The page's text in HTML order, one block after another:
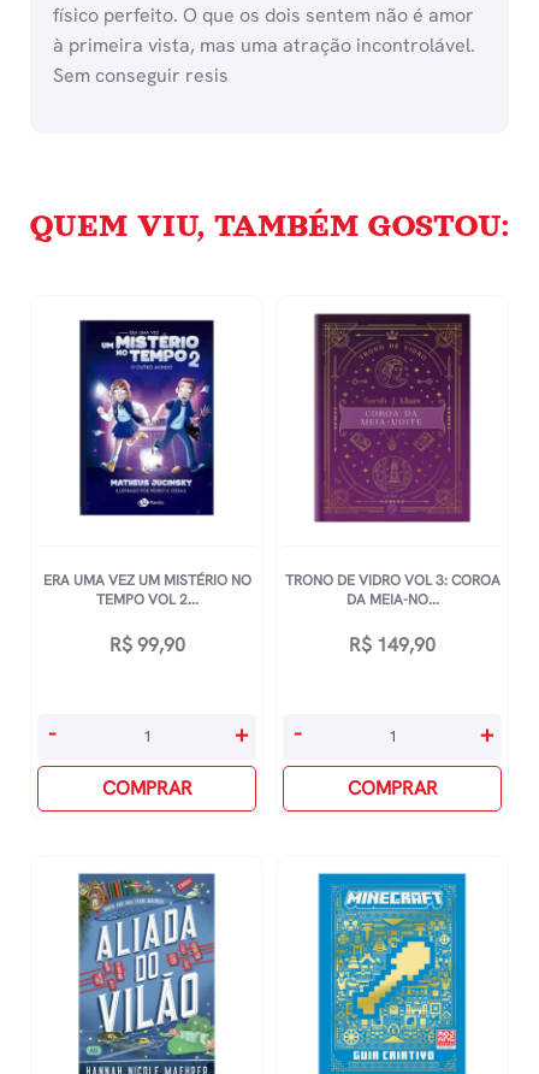
físico perfeito. O que os dois sentem não é amor
à primeira vista, mas uma atração incontrolável.
Sem conseguir resis
QUEM VIU, TAMBÉM GOSTOU:
ERA UMA VEZ UM MISTÉRIO NO
TEMPO VOL 2...
R$99,90
Era
Um
Tempo
Você
- +
COMPRAR
TRONO DE VIDRO VOL 3: COROA
DA MEIA-NO...
R$ 149,90
Trono
Vol
Coroa
quantidade
- +
COMPRAR